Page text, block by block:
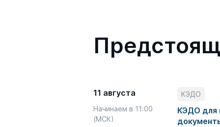
11 августа
Начинаем в 11:00
(МСК)
КЭДО
КЭДО для